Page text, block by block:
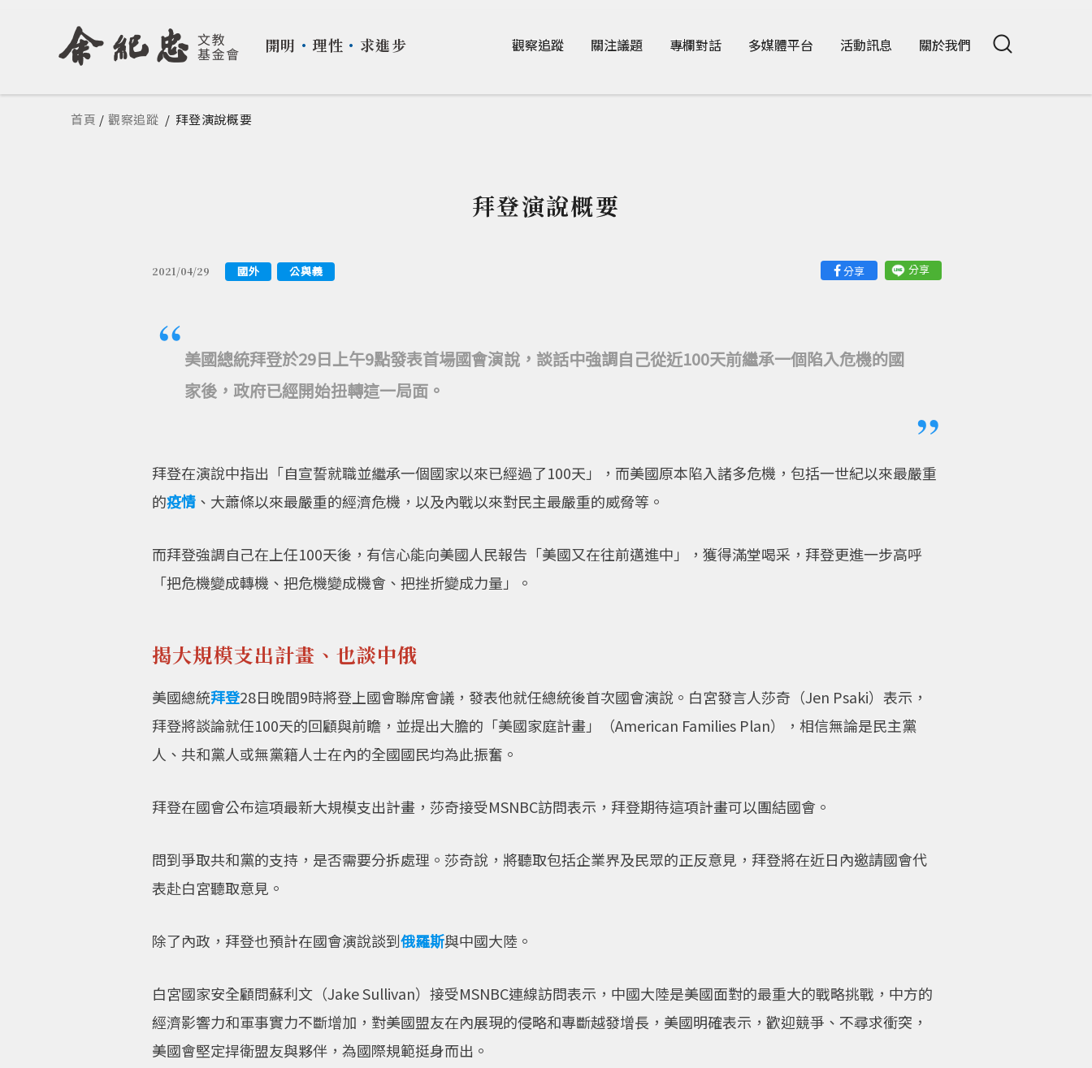
開明 ・ 理性 ・ 求進步 觀察追蹤 關注議題 專欄對話 多媒體平台 活動訊息 關於我們
您在這裡
首頁 / 觀察追蹤 / 拜登演說概要
拜登演說概要
2021/04/29 分享 分享
國外 公與義
美國總統拜登於29日上午9點發表首場國會演說，談話中強調自己從近100天前繼承一個陷入危機的國
家後，政府已經開始扭轉這一局面。
拜登在演說中指出「自宣誓就職並繼承一個國家以來已經過了100天」，而美國原本陷入諸多危機，包括一世紀以來最嚴重
的疫情 、大蕭條以來最嚴重的經濟危機，以及內戰以來對民主最嚴重的威脅等。
而拜登強調自己在上任100天後，有信心能向美國人民報告「美國又在往前邁進中」，獲得滿堂喝采，拜登更進一步高呼
「把危機變成轉機、把危機變成機會、把挫折變成力量」。
揭大規模支出計畫、也談中俄
美國總統拜登28日晚間9時將登上國會聯席會議，發表他就任總統後首次國會演說。白宮發言人莎奇（Jen Psaki）表示，
拜登將談論就任100天的回顧與前瞻，並提出大膽的「美國家庭計畫」（American Families Plan），相信無論是民主黨
人、共和黨人或無黨籍人士在內的全國國民均為此振奮。
拜登在國會公布這項最新大規模支出計畫，莎奇接受MSNBC訪問表示，拜登期待這項計畫可以團結國會。
問到爭取共和黨的支持，是否需要分拆處理。莎奇說，將聽取包括企業界及民眾的正反意見，拜登將在近日內邀請國會代
表赴白宮聽取意見。
除了內政，拜登也預計在國會演說談到俄羅斯與中國大陸。
白宮國家安全顧問蘇利文（Jake Sullivan）接受MSNBC連線訪問表示，中國大陸是美國面對的最重大的戰略挑戰，中方的
經濟影響力和軍事實力不斷增加，對美國盟友在內展現的侵略和專斷越發增長，美國明確表示，歡迎競爭、不尋求衝突，
美國會堅定捍衛盟友與夥伴，為國際規範挺身而出。